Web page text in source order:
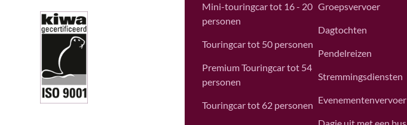
Mini-touringcar tot 16 - 20
personen
Touringcar tot 50 personen
Premium Touringcar tot 54
personen
Touringcar tot 62 personen
Groepsvervoer
Dagtochten
Pendelreizen
Stremmingsdiensten
Evenementenvervoer